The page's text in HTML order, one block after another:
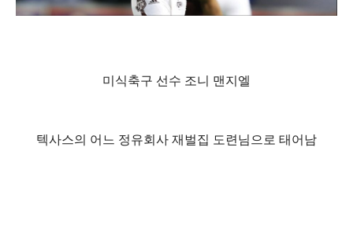
미식축구 선수 조니 맨지엘
텍사스의 어느 정유회사 재벌집 도련님으로 태어남